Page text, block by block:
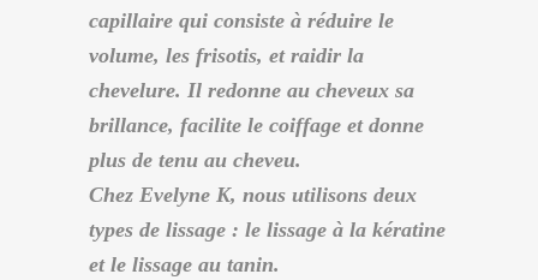
capillaire qui consiste à réduire le
volume, les frisotis, et raidir la
chevelure. Il redonne au cheveux sa
brillance, facilite le coiffage et donne
plus de tenu au cheveu.
Chez Evelyne K, nous utilisons deux
types de lissage : le lissage à la kératine
et le lissage au tanin.